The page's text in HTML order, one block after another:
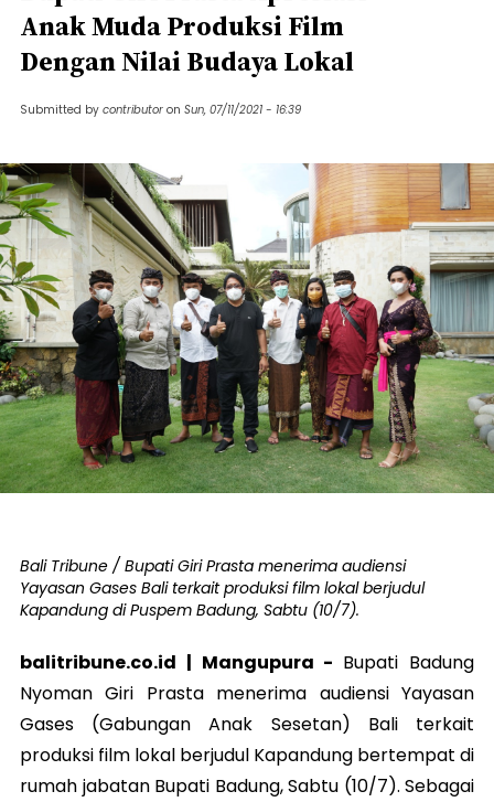
Anak Muda Produksi Film
Dengan Nilai Budaya Lokal
Submitted by contributor on Sun, 07/11/2021 - 16:39
Bali Tribune / Bupati Giri Prasta menerima audiensi
Yayasan Gases Bali terkait produksi film lokal berjudul
Kapandung di Puspem Badung, Sabtu (10/7).
balitribune.co.id | Mangupura - Bupati Badung
Nyoman Giri Prasta menerima audiensi Yayasan
Gases (Gabungan Anak Sesetan) Bali terkait
produksi film lokal berjudul Kapandung bertempat di
rumah jabatan Bupati Badung, Sabtu (10/7). Sebagai